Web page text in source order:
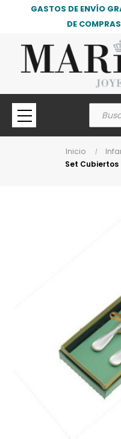
GASTOS DE ENVÍO
DE
Inicio
Set